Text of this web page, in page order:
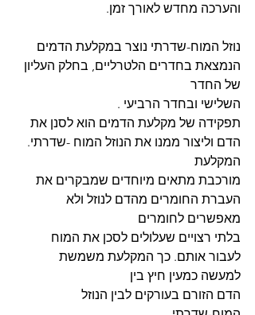
והערכה מחדש לאורך זמן.
נוזל המוח-שדרתי נוצר במקלעת הדמים
הנמצאת בחדרים הלטרליים, בחלק העליון
של החדר
השלישי ובחדר הרביעי .
תפקידה של מקלעת הדמים הוא לסנן את
הדם וליצור ממנו את הנוזל המוח -שדרתי.
המקלעת
מורכבת מתאים מיוחדים שמבקרים את
העברת החומרים מהדם לנוזל ולא
מאפשרים לחומרים
בלתי רצויים שעלולים לסכן את המוח
לעבור אותם. כך המקלעת משמשת
למעשה כמעין חיץ בין
הדם הזורם בעורקים לבין הנוזל